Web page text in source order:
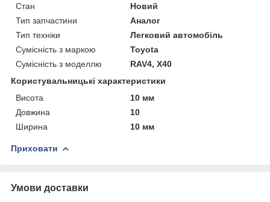
Стан
Новий
Тип запчастини
Аналог
Тип техніки
Легковий автомобіль
Сумісність з маркою
Toyota
Сумісність з моделлю
RAV4, X40
Користувальницькі характеристики
Висота
10 мм
Довжина
10
Ширина
10 мм
Приховати
Умови доставки